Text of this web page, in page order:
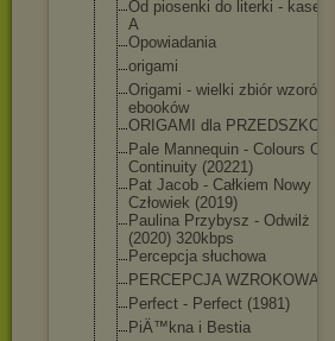
Od piosenki do literki - kaseta
A
Opowiadania
origami
Origami - wielki zbiór wzorów i
ebooków
ORIGAMI dla PRZEDSZKOLA
Pale Mannequin - Colours Of
Continuity (20221)
Pat Jacob - Całkiem Nowy
Człowiek (2019)
Paulina Przybysz - Odwilż
(2020) 320kbps
Percepcja słuchowa
PERCEPCJA WZROKOWA
Perfect - Perfect (1981)
PiÄ™kna i Bestia